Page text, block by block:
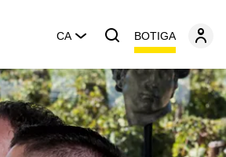
CA BOTIGA